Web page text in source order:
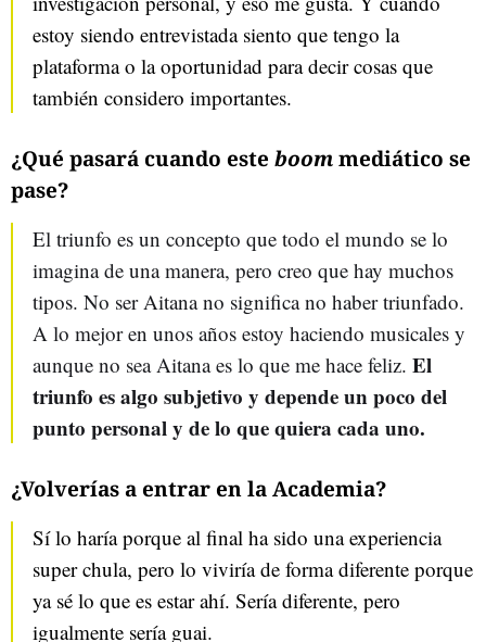
estoy siendo entrevistada siento que tengo la
plataforma o la oportunidad para decir cosas que
también considero importantes.
¿Qué pasará cuando este boommediático se
pase?
El triunfo es un concepto que todo el mundo se lo
imagina de una manera, pero creo que hay muchos
tipos. No ser Aitana no significa no haber triunfado.
A lo mejor en unos años estoy haciendo musicales y
aunque no sea Aitana es lo que me hace feliz. El
triunfo es algo subjetivo y depende un poco del
punto personal y de lo que quiera cada uno.
¿Volverías a entrar en la Academia?
Sí lo haría porque al final ha sido una experiencia
super chula, pero lo viviría de forma diferente porque
ya sé lo que es estar ahí. Sería diferente, pero
igualmente sería guai.